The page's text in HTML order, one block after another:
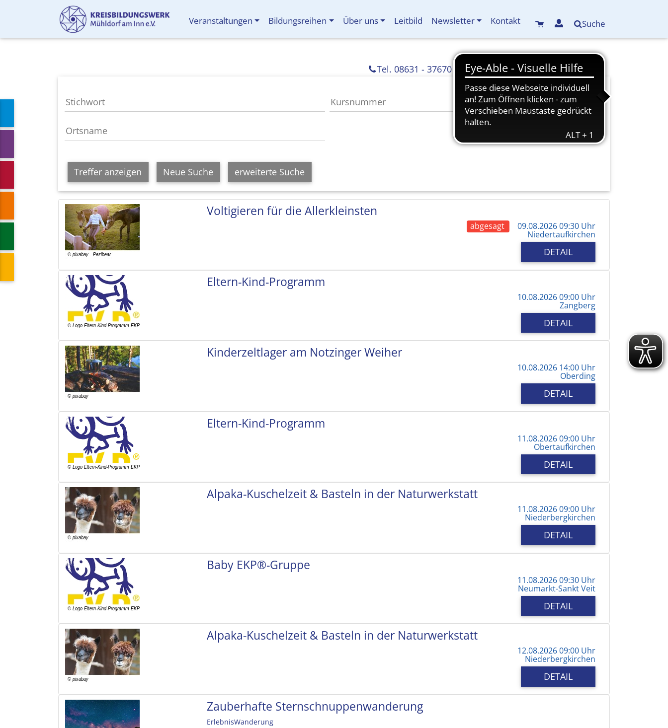
Veranstaltungen Bildungsreihen Über uns Leitbild Newsletter Kontakt Suche
info(at)kreisbildungswerk-mdf.de
Tel. 08631 - 37670
Treffer anzeigen Neue Suche erweiterte Suche
Voltigieren für die Allerkleinsten
abgesagt 09.08.2026 09:30 Uhr
Niedertaufkirchen
DETAIL
Eltern-Kind-Programm
10.08.2026 09:00 Uhr
Zangberg
DETAIL
Kinderzeltlager am Notzinger Weiher
10.08.2026 14:00 Uhr
Oberding
DETAIL
Eltern-Kind-Programm
11.08.2026 09:00 Uhr
Obertaufkirchen
DETAIL
Alpaka-Kuschelzeit & Basteln in der Naturwerkstatt
11.08.2026 09:00 Uhr
Niederbergkirchen
DETAIL
Baby EKP®-Gruppe
11.08.2026 09:30 Uhr
Neumarkt-Sankt Veit
DETAIL
Alpaka-Kuschelzeit & Basteln in der Naturwerkstatt
12.08.2026 09:00 Uhr
Niederbergkirchen
DETAIL
Zauberhafte Sternschnuppenwanderung
ErlebnisWanderung